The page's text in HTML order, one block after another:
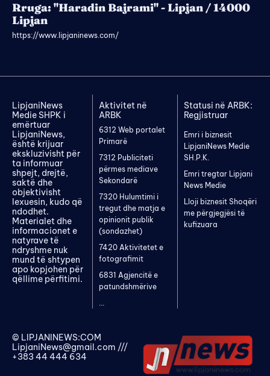
Rruga: "Haradin Bajrami" - Lipjan / 14000
Lipjan
https://www.lipjaninews.com/
LipjaniNews
Medie SHPK i
emërtuar
LipjaniNews,
është krijuar
ekskluzivisht për
ta informuar
shpejt, drejtë,
saktë dhe
objektivisht
lexuesin, kudo që
ndodhet.
Materialet dhe
informacionet e
natyrave të
ndryshme nuk
mund të shtypen
apo kopjohen për
qëllime përfitimi.
Aktivitet në
ARBK
6312 Web portalet
Primarë
7312 Publiciteti
përmes mediave
Sekondarë
7320 Hulumtimi i
tregut dhe matja e
opinionit publik
(sondazhet)
7420 Aktivitetet e
fotografimit
6831 Agjencitë e
patundshmërive
...
Statusi në ARBK:
Regjistruar
Emri i biznesit
LipjaniNews Medie
SH.P.K.
Emri tregtar Lipjani
News Medie
Lloji biznesit Shoqëri
me përgjegjësi të
kufizuara
© LIPJANINEWS:COM
LipjaniNews@gmail.com ///
+383 44 444 634